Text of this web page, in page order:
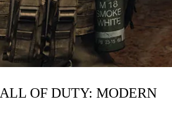
OF DUTY: MODERN